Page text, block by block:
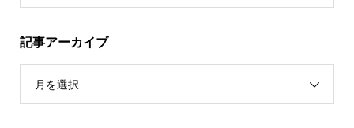
記事アーカイブ
月を選択